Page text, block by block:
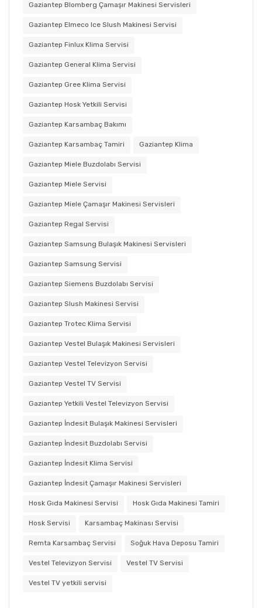
Gaziantep Blomberg Çamaşır Makinesi Servisleri
Gaziantep Elmeco Ice Slush Makinesi Servisi
Gaziantep Finlux Klima Servisi
Gaziantep General Klima Servisi
Gaziantep Gree Klima Servisi
Gaziantep Hosk Yetkili Servisi
Gaziantep Karsambaç Bakımı
Gaziantep Karsambaç Tamiri Gaziantep Klima
Gaziantep Miele Buzdolabı Servisi
Gaziantep Miele Servisi
Gaziantep Miele Çamaşır Makinesi Servisleri
Gaziantep Regal Servisi
Gaziantep Samsung Bulaşık Makinesi Servisleri
Gaziantep Samsung Servisi
Gaziantep Siemens Buzdolabı Servisi
Gaziantep Slush Makinesi Servisi
Gaziantep Trotec Klima Servisi
Gaziantep Vestel Bulaşık Makinesi Servisleri
Gaziantep Vestel Televizyon Servisi
Gaziantep Vestel TV Servisi
Gaziantep Yetkili Vestel Televizyon Servisi
Gaziantep İndesit Bulaşık Makinesi Servisleri
Gaziantep İndesit Buzdolabı Servisi
Gaziantep İndesit Klima Servisi
Gaziantep İndesit Çamaşır Makinesi Servisleri
Hosk Gıda Makinesi Servisi Hosk Gıda Makinesi Tamiri
Hosk Servisi Karsambaç Makinası Servisi
Remta Karsambaç Servisi Soğuk Hava Deposu Tamiri
Vestel Televizyon Servisi Vestel TV Servisi
Vestel TV yetkili servisi